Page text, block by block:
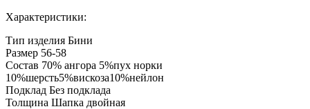
Характеристики:
Тип изделия Бини
Размер 56-58
Состав 70% ангора 5%пух норки
10%шерсть5%вискоза10%нейлон
Подклад Без подклада
Толщина Шапка двойная